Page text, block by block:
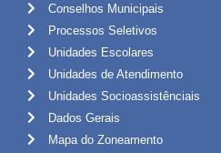
Conselhos Municipais
Processos Seletivos
Unidades Escolares
Unidades de Atendimento
Unidades Socioassistênciais
Dados Gerais
Mapa do Zoneamento